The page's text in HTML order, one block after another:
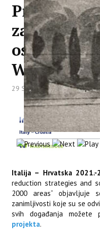
Pročitajte
zanimljivu
osmi
29 Srpanj 2025 Hitova: 765
Italija – Hrvatska 2021.-
reduction strategies and
2000 areas“ objavljuje
zanimljivosti koje su se
svih događanja možete
projekta.